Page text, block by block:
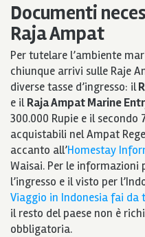
Documenti
Raja Ampat
Per tutelare l’ambiente
chiunque arrivi sulle Raje
diverse tasse d’ingresso: il
e ilRaja Ampat Marine
300.000 Rupie e il
acquistabili nel Ampat
accanto all’Homestay
Waisai. Per le informazioni
l’ingresso e il visto per
Viaggio in Indonesia fai
il resto del paese non è
obbligatoria.